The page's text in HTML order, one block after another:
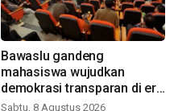
Bawaslu gandeng
mahasiswa wujudkan
demokrasi transparan di era
digital
Sabtu, 8 Agustus 2026